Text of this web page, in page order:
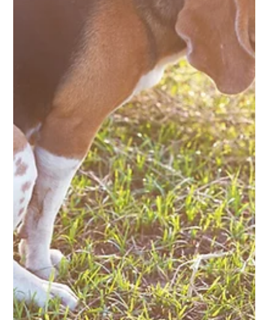
Tipps zur Küchenorganisation, Vorratshaltung und
Reinigung wird Barfen sicher, stressfrei und
alltagstauglich.